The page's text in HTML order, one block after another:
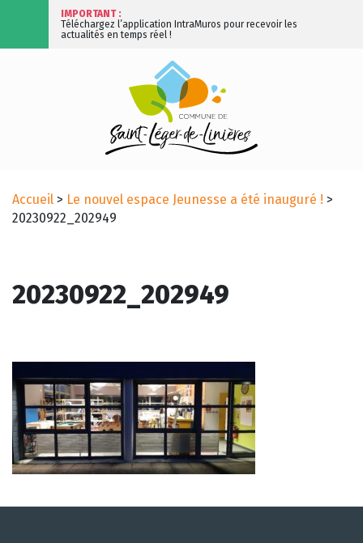
IMPORTANT :
Téléchargez l’application IntraMuros pour recevoir les
actualités en temps réel !
Accueil > Le nouvel espace Jeunesse a été inauguré ! >
20230922_202949
20230922_202949